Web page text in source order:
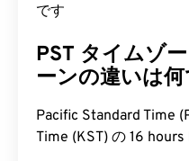
です
PST タイムゾ
ーンの違いは
Pacific Standard Time
Time (KST) の 16 hours